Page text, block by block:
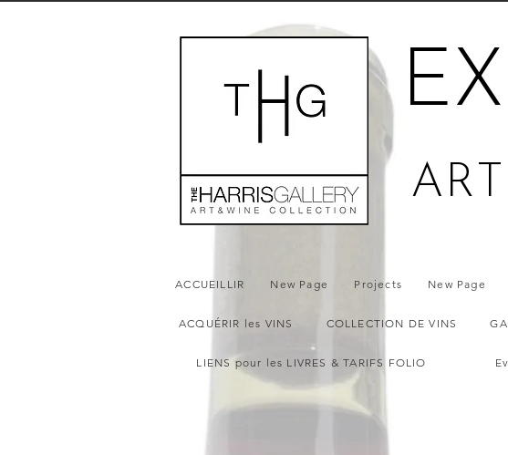
ACCUEILLIR New Page Projects New Page
ACQUÉRIR les VINS COLLECTION DE VINS
LIENS pour les LIVRES & TARIFS FOLIO